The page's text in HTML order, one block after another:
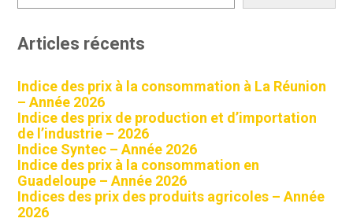
Articles récents
Indice des prix à la consommation à La Réunion
– Année 2026
Indice des prix de production et d’importation
de l’industrie – 2026
Indice Syntec – Année 2026
Indice des prix à la consommation en
Guadeloupe – Année 2026
Indices des prix des produits agricoles – Année
2026